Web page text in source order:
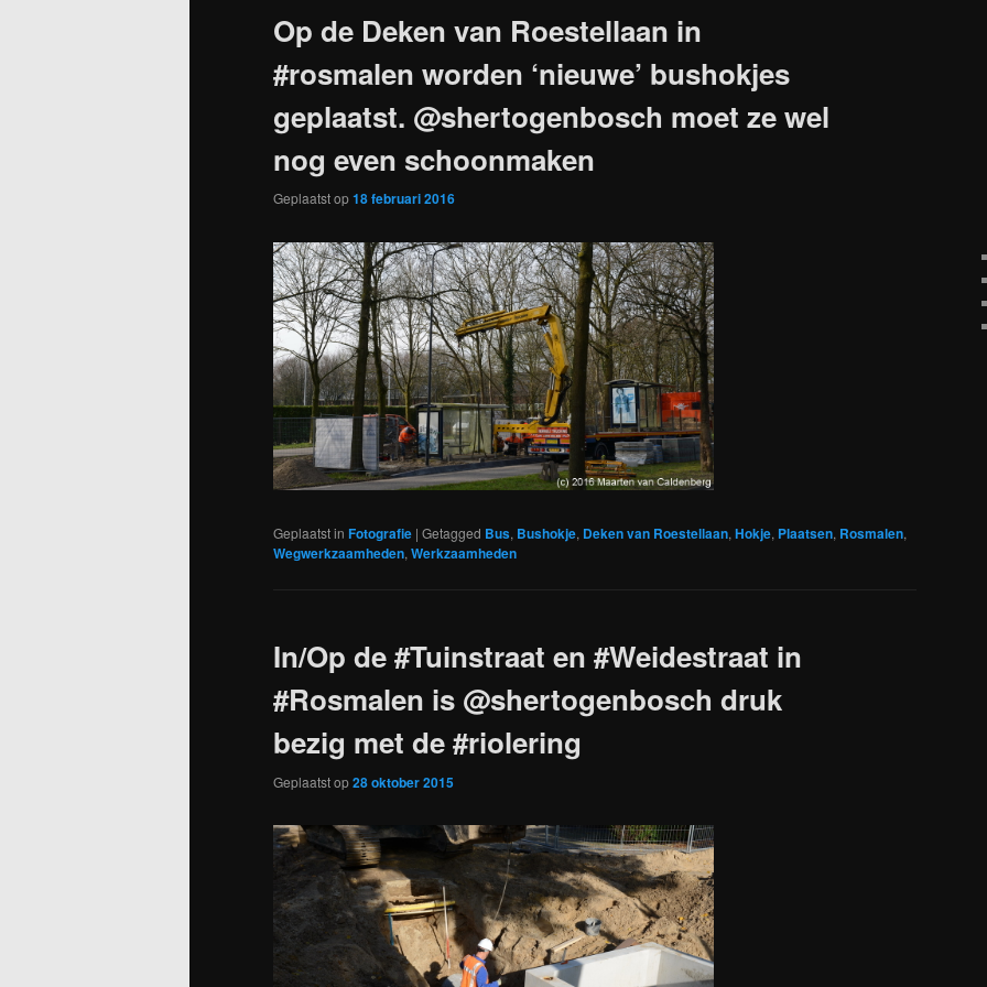
Op de Deken van Roestellaan in
#rosmalen worden ‘nieuwe’ bushokjes
geplaatst. @shertogenbosch moet ze wel
nog even schoonmaken
Geplaatst op18 februari 2016
Geplaatst in Fotografie | Getagged Bus, Bushokje, Deken van Roestellaan, Hokje, Plaatsen, Rosmalen,
Wegwerkzaamheden, Werkzaamheden
In/Op de #Tuinstraat en #Weidestraat in
#Rosmalen is @shertogenbosch druk
bezig met de #riolering
Geplaatst op28 oktober 2015